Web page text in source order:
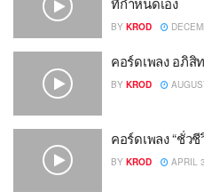
BY KROD
คอร์ดเพลง อภิสิ
BY KROD
คอร์ดเพลง “ชั่วชี
BY KROD APRIL